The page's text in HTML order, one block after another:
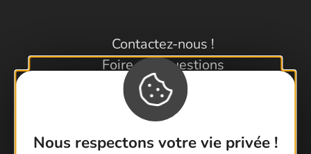
Nous respectons votre vie privée !
Contactez-nous !
Foire aux questions
Brochures
Cartoguides et Topoguides
Latitude Gard